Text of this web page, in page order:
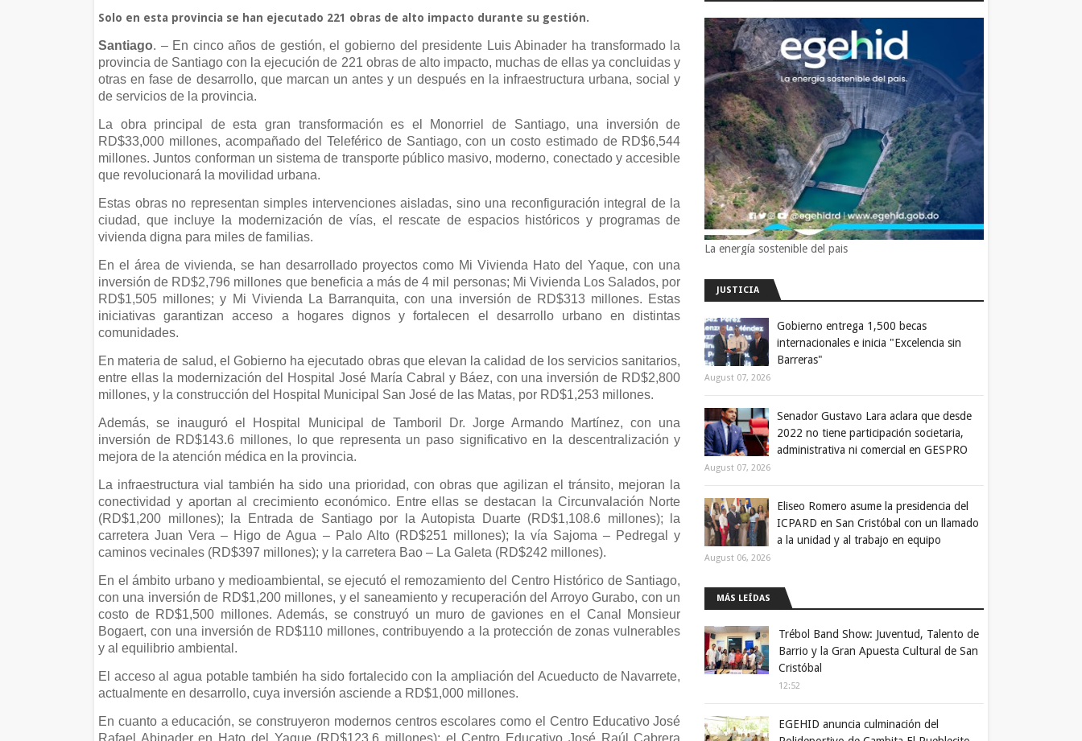
Solo en esta provincia se han ejecutado 221 obras de alto impacto durante su gestión.
Santiago. – En cinco años de gestión, el gobierno del presidente Luis Abinader ha transformado la
provincia de Santiago con la ejecución de 221 obras de alto impacto, muchas de ellas ya concluidas y
otras en fase de desarrollo, que marcan un antes y un después en la infraestructura urbana, social y
de servicios de la provincia.
La obra principal de esta gran transformación es el Monorriel de Santiago, una inversión de
RD$33,000 millones, acompañado del Teleférico de Santiago, con un costo estimado de RD$6,544
millones. Juntos conforman un sistema de transporte público masivo, moderno, conectado y accesible
que revolucionará la movilidad urbana.
Estas obras no representan simples intervenciones aisladas, sino una reconfiguración integral de la
ciudad, que incluye la modernización de vías, el rescate de espacios históricos y programas de
vivienda digna para miles de familias.
En el área de vivienda, se han desarrollado proyectos como Mi Vivienda Hato del Yaque, con una
inversión de RD$2,796 millones que beneficia a más de 4 mil personas; Mi Vivienda Los Salados, por
RD$1,505 millones; y Mi Vivienda La Barranquita, con una inversión de RD$313 millones. Estas
iniciativas garantizan acceso a hogares dignos y fortalecen el desarrollo urbano en distintas
comunidades.
En materia de salud, el Gobierno ha ejecutado obras que elevan la calidad de los servicios sanitarios,
entre ellas la modernización del Hospital José María Cabral y Báez, con una inversión de RD$2,800
millones, y la construcción del Hospital Municipal San José de las Matas, por RD$1,253 millones.
Además, se inauguró el Hospital Municipal de Tamboril Dr. Jorge Armando Martínez, con una
inversión de RD$143.6 millones, lo que representa un paso significativo en la descentralización y
mejora de la atención médica en la provincia.
La infraestructura vial también ha sido una prioridad, con obras que agilizan el tránsito, mejoran la
conectividad y aportan al crecimiento económico. Entre ellas se destacan la Circunvalación Norte
(RD$1,200 millones); la Entrada de Santiago por la Autopista Duarte (RD$1,108.6 millones); la
carretera Juan Vera – Higo de Agua – Palo Alto (RD$251 millones); la vía Sajoma – Pedregal y
caminos vecinales (RD$397 millones); y la carretera Bao – La Galeta (RD$242 millones).
En el ámbito urbano y medioambiental, se ejecutó el remozamiento del Centro Histórico de Santiago,
con una inversión de RD$1,200 millones, y el saneamiento y recuperación del Arroyo Gurabo, con un
costo de RD$1,500 millones. Además, se construyó un muro de gaviones en el Canal Monsieur
Bogaert, con una inversión de RD$110 millones, contribuyendo a la protección de zonas vulnerables
y al equilibrio ambiental.
El acceso al agua potable también ha sido fortalecido con la ampliación del Acueducto de Navarrete,
actualmente en desarrollo, cuya inversión asciende a RD$1,000 millones.
En cuanto a educación, se construyeron modernos centros escolares como el Centro Educativo José
Rafael Abinader en Hato del Yaque (RD$123.6 millones); el Centro Educativo José Raúl Cabrera
La energía sostenible del pais
JUSTICIA
Gobierno entrega 1,500 becas
internacionales e inicia "Excelencia sin
Barreras"
August 07, 2026
Senador Gustavo Lara aclara que desde
2022 no tiene participación societaria,
administrativa ni comercial en GESPRO
August 07, 2026
Eliseo Romero asume la presidencia del
ICPARD en San Cristóbal con un llamado
a la unidad y al trabajo en equipo
August 06, 2026
MÁS LEÍDAS
Trébol Band Show: Juventud, Talento de
Barrio y la Gran Apuesta Cultural de San
Cristóbal
12:52
EGEHID anuncia culminación del